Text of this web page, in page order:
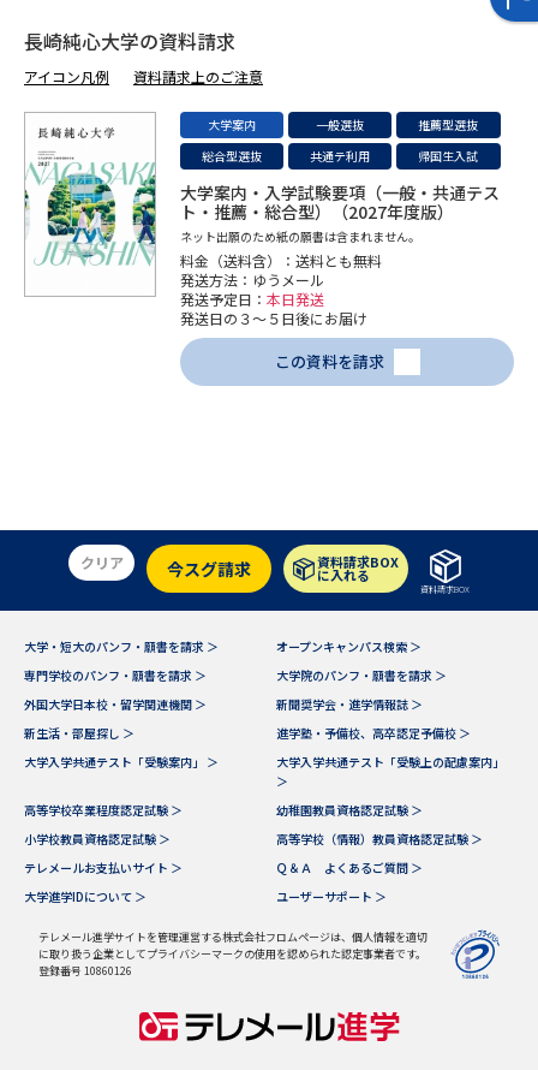
データサイエンス特集
デジタルパンフレット 進路の３択
新学年スタート号特集ページ
（高3生用）
新学年スタート号特集ページ
（高2生用）
SELFBRAND特集ページ
オープンキャンパスなどを調べる
オープンキャンパス検索 実施プログラムから探す
受験準備 資料検索
併願校選び 受験スケジュールを立てよう
先輩が入学を決めた理由 テレメール全国一斉進学調査
新生活お役立ちガイド
大学で学びたい学問発見
長崎純心大学の資料請求
アイコン凡例 資料請求上のご注意
大学案内 一般選抜
推薦型選抜
総合型選抜
共通テ利用 帰国生入試
大学案内・入学試験要項（一般・共通テス
ト・推薦・総合型）（2027年度版）
ネット出願のため紙の願書は含まれません。
料金（送料含）：送料とも無料
発送方法：ゆうメール
発送予定日： 本日発送
発送日の３～５日後にお届け
この資料を請求
クリア 今スグ請求 資料請求BOX
に入れる
資料請求BOX
大学・短大のパンフ・願書を請求 ＞
オープンキャンパス検索 ＞
専門学校のパンフ・願書を請求 ＞
大学院のパンフ・願書を請求 ＞
外国大学日本校・留学関連機関 ＞
新聞奨学会・進学情報誌 ＞
新生活・部屋探し ＞
進学塾・予備校、高卒認定予備校 ＞
大学入学共通テスト「受験案内」 ＞
大学入学共通テスト「受験上の配慮案内」
＞
高等学校卒業程度認定試験 ＞
幼稚園教員資格認定試験 ＞
小学校教員資格認定試験 ＞
高等学校（情報）教員資格認定試験 ＞
テレメールお支払いサイト ＞
Ｑ＆Ａ よくあるご質問 ＞
大学進学IDについて ＞
ユーザーサポート ＞
テレメール進学サイトを管理運営する株式会社フロムページは、個人情報を適切
に取り扱う企業としてプライバシーマークの使用を認められた認定事業者です。
登録番号 10860126